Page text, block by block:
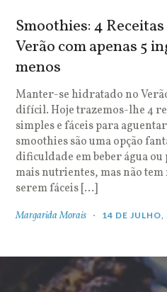
Smoothies: 4
Verão com apenas 5
menos
Manter-se hidratado no
difícil. Hoje trazemos-lhe 4
simples e fáceis para
smoothies são uma opção
dificuldade em beber água
mais nutrientes, mas não
serem fáceis […]
Margarida Morais 14 DE JULHO,